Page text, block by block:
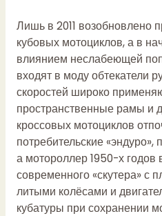
Лишь в 2011 возобновлено
кубовых мотоциклов, а в
влиянием неслабеющей
входят в моду обтекатели
скоростей широко
пространственные рамы и
кроссовых мотоциклов
потребительские
а мотороллер 1950-х годов
современного «скутера» с
литыми колёсами и
кубатуры при сохранении